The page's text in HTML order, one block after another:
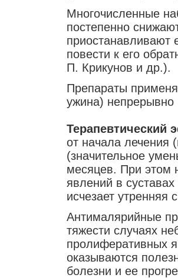
Многочисленные
постепенно
приостанавливают
повести к его
П. Крикунов и др.).
Препараты
ужина)
Терапевтический
от начала лечения
(значительное
месяцев. При этом
явлений в
исчезает утренняя
Антималярийные
тяжести случаях
пролиферативных
оказываются
болезни и ее